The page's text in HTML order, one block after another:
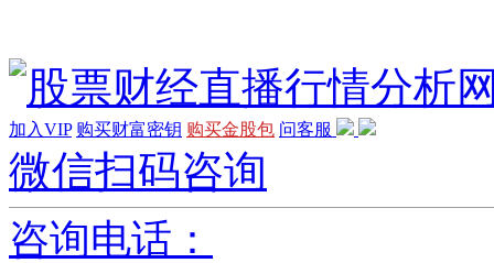
加入VIP 购买财富密钥 购买金股包 问客服
微信扫码咨询
咨询电话：